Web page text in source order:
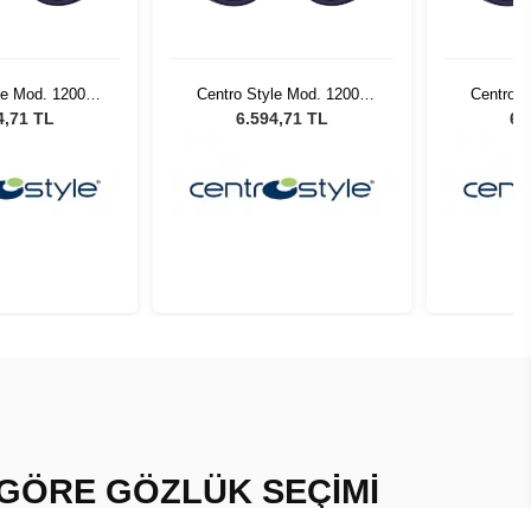
Mod. 12002
TL
Centro Style Mod. 12002
Mor
6.594,71 TL
Centro
GÖZLÜK SEÇİMİ